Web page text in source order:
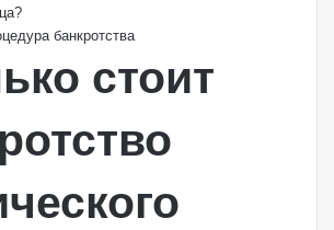
банкротства
стоит